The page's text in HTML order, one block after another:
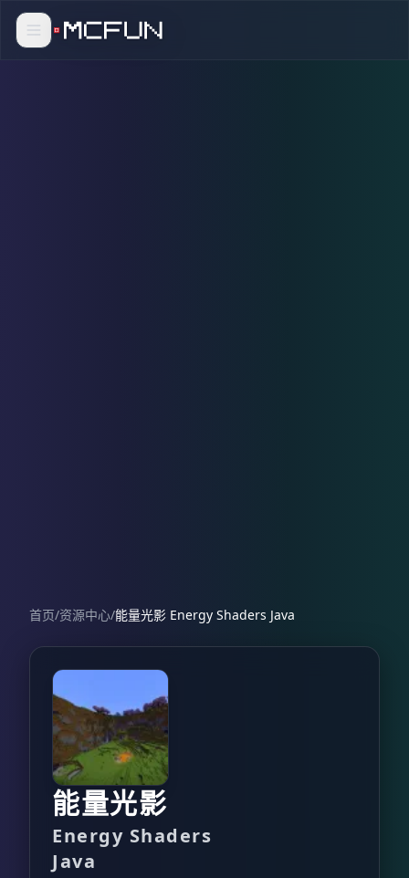
首页/资源中心/能量光影 Energy Shaders Java
能量光影
Energy Shaders
Java